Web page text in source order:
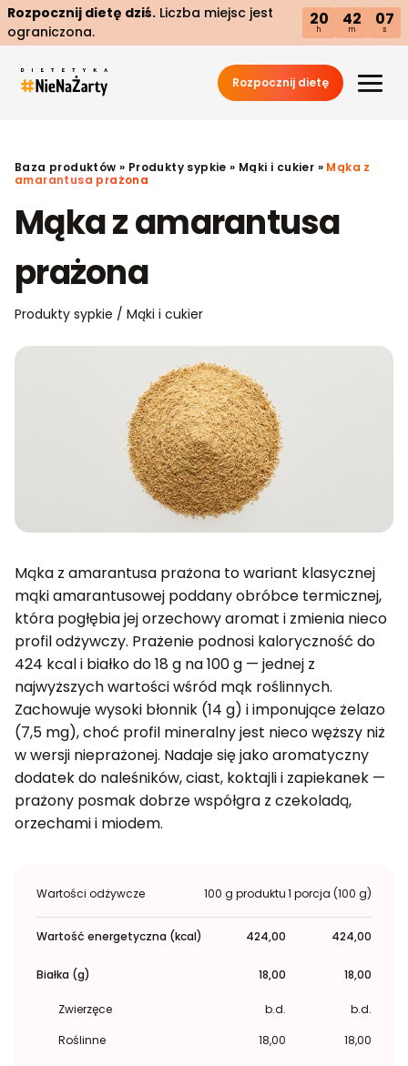
Rozpocznij dietę dziś. Liczba miejsc jest
ograniczona.
20
h
42
m
06
s
Rozpocznij dietę
Baza produktów » Produkty sypkie » Mąki i cukier » Mąka z
amarantusa prażona
Mąka z amarantusa
prażona
Produkty sypkie / Mąki i cukier
Mąka z amarantusa prażona to wariant klasycznej
mąki amarantusowej poddany obróbce termicznej,
która pogłębia jej orzechowy aromat i zmienia nieco
profil odżywczy. Prażenie podnosi kaloryczność do
424 kcal i białko do 18 g na 100 g — jednej z
najwyższych wartości wśród mąk roślinnych.
Zachowuje wysoki błonnik (14 g) i imponujące żelazo
(7,5 mg), choć profil mineralny jest nieco węższy niż
w wersji nieprażonej. Nadaje się jako aromatyczny
dodatek do naleśników, ciast, koktajli i zapiekanek —
prażony posmak dobrze współgra z czekoladą,
orzechami i miodem.
Wartości odżywcze 100 g produktu1 porcja (100 g)
Wartość energetyczna (kcal) 424,00 424,00
Białka (g) 18,00 18,00
Zwierzęce b.d.
b.d.
Roślinne
18,00 18,00